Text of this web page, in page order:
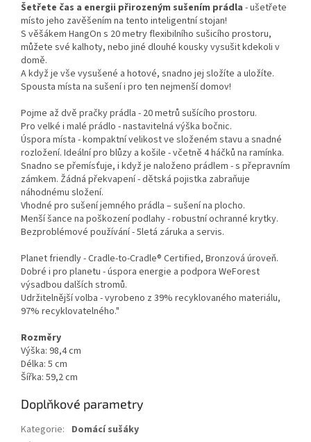
Šetřete čas a energii přirozeným sušením prádla - ušetřete
místo jeho zavěšením na tento inteligentní stojan!
S věšákem HangOn s 20 metry flexibilního sušicího prostoru,
můžete své kalhoty, nebo jiné dlouhé kousky vysušit kdekoli v
domě.
A když je vše vysušené a hotové, snadno jej složíte a uložíte.
Spousta místa na sušení i pro ten nejmenší domov!
Pojme až dvě pračky prádla - 20 metrů sušícího prostoru.
Pro velké i malé prádlo - nastavitelná výška bočnic.
Úspora místa - kompaktní velikost ve složeném stavu a snadné
rozložení. Ideální pro blůzy a košile - včetně 4 háčků na ramínka.
Snadno se přemísťuje, i když je naloženo prádlem - s přepravním
zámkem. Žádná překvapení - dětská pojistka zabraňuje
náhodnému složení.
Vhodné pro sušení jemného prádla – sušení na plocho.
Menší šance na poškození podlahy - robustní ochranné krytky.
Bezproblémové používání - 5letá záruka a servis.
Planet friendly - Cradle-to-Cradle® Certified, Bronzová úroveň.
Dobré i pro planetu - úspora energie a podpora WeForest
výsadbou dalších stromů.
Udržitelnější volba - vyrobeno z 39% recyklovaného materiálu,
97% recyklovatelného."
Rozměry
Výška: 98,4 cm
Délka: 5 cm
Šířka: 59,2 cm
Doplňkové parametry
Kategorie: Domácí sušáky